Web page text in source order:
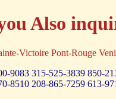
Also
Victoire Pont-Rouge
9083 315-525-3839 850-
8510 208-865-7259 613-